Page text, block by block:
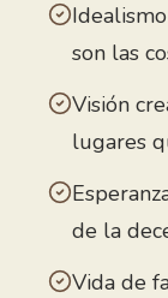
son las
Visión
lugares
de la
Vida de